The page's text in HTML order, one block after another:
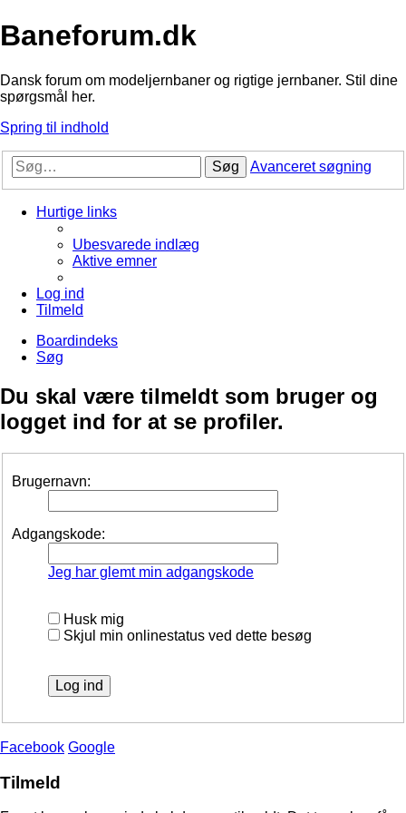
Baneforum.dk
Dansk forum om modeljernbaner og rigtige jernbaner. Stil dine
spørgsmål her.
Spring til indhold
Søg Avanceret søgning
Hurtige links
Ubesvarede indlæg
Aktive emner
Log ind
Tilmeld
Boardindeks
Søg
Du skal være tilmeldt som bruger og
logget ind for at se profiler.
Brugernavn:
Adgangskode:
Jeg har glemt min adgangskode
Husk mig
Skjul min onlinestatus ved dette besøg
Facebook Google
Tilmeld